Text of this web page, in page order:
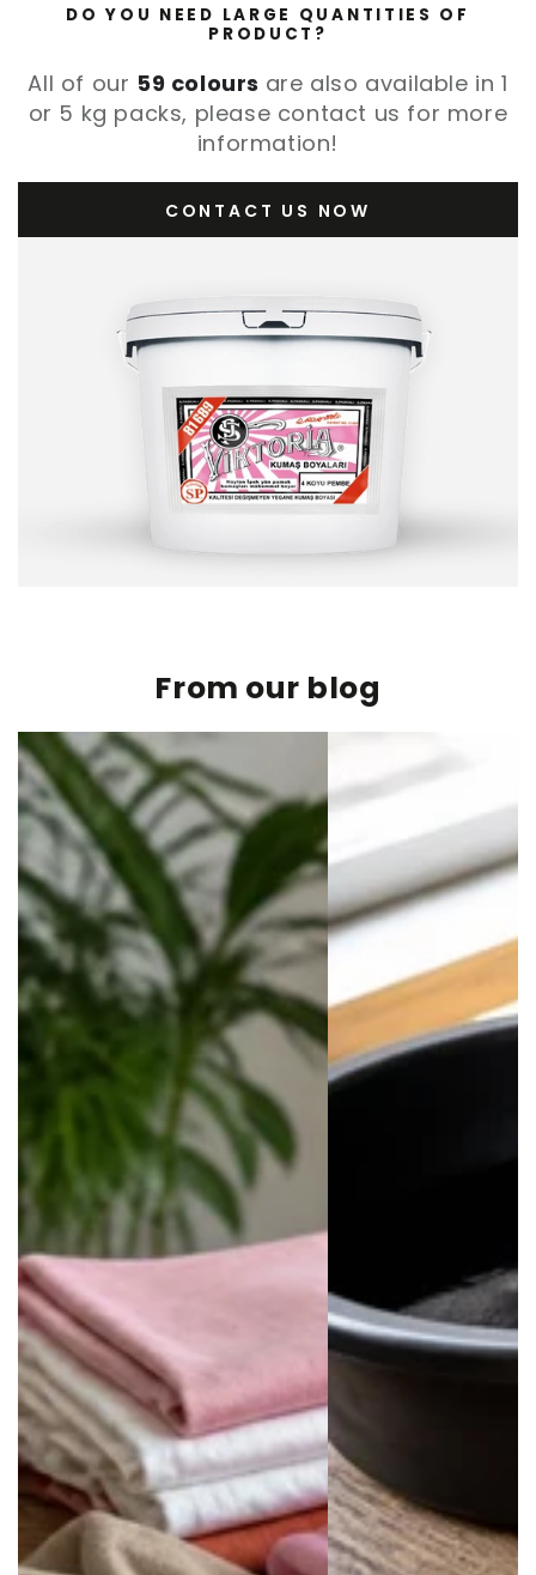
DO YOU NEED LARGE QUANTITIES OF
PRODUCT?
All of our 59 colours are also available in 1
or 5 kg packs, please contact us for more
information!
CONTACT US NOW
From our blog